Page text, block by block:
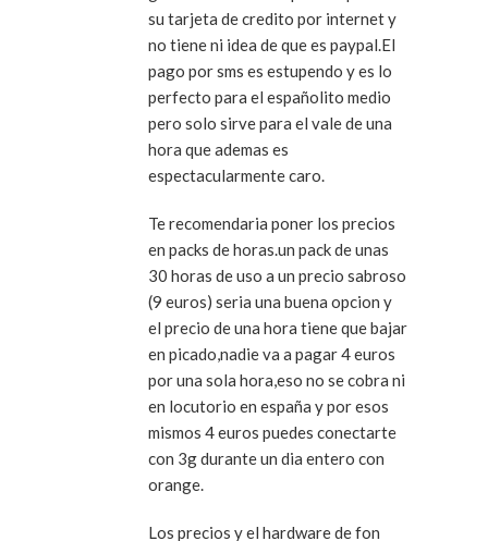
su tarjeta de credito por internet y
no tiene ni idea de que es paypal.El
pago por sms es estupendo y es lo
perfecto para el españolito medio
pero solo sirve para el vale de una
hora que ademas es
espectacularmente caro.
Te recomendaria poner los precios
en packs de horas.un pack de unas
30 horas de uso a un precio sabroso
(9 euros) seria una buena opcion y
el precio de una hora tiene que bajar
en picado,nadie va a pagar 4 euros
por una sola hora,eso no se cobra ni
en locutorio en españa y por esos
mismos 4 euros puedes conectarte
con 3g durante un dia entero con
orange.
Los precios y el hardware de fon